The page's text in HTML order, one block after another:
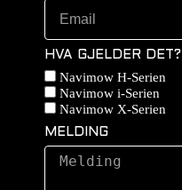
HVA GJELDER DET?
Navimow H-Serien
Navimow i-Serien
Navimow X-Serien
MELDING